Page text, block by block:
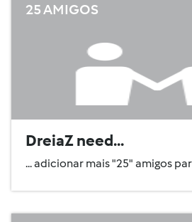
25 AMIGOS
DreiaZ need...
... adicionar mais "25" amigos